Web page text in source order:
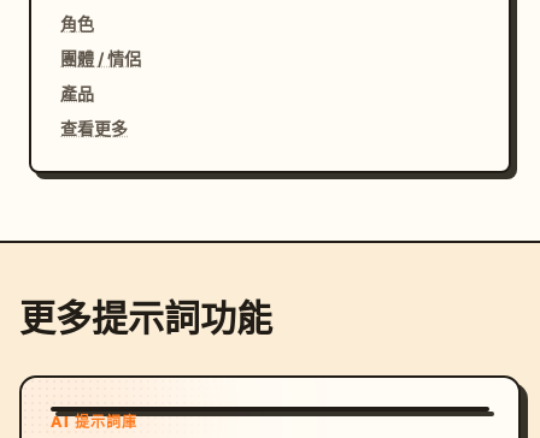
角色
團體 / 情侶
產品
查看更多
更多提示詞功能
AI 提示詞庫